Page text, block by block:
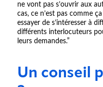
ne vont pas s’ouvrir aux
cas, ce n’est pas comme
essayer de s’intéresser à
différents interlocuteurs
leurs demandes.”
Un conseil